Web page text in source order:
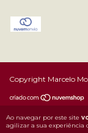
Ao navegar por este site
agilizar a sua experiência
Copyright Marcelo